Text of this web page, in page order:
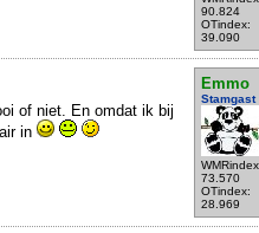
90.824
OTindex:
39.090
Emmo
Stamgast
73.570
OTindex:
28.969
of niet. En omdat ik bij
in